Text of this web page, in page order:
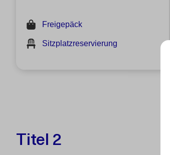
Freigepäck
Sitzplatzreservierung
Titel 2